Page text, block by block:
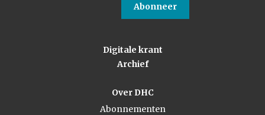
Abonneer
Digitale krant
Archief
Over DHC
Abonnementen